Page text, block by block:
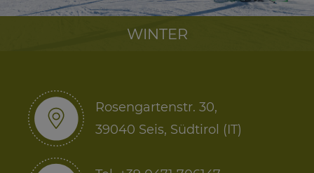
WINTER
Rosengartenstr. 30,
39040 Seis, Südtirol (IT)